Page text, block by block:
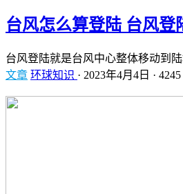
台风怎么算登陆 台风登
台风登陆就是台风中心整体移动到
文章 环球知识 · 2023年4月4日 ·